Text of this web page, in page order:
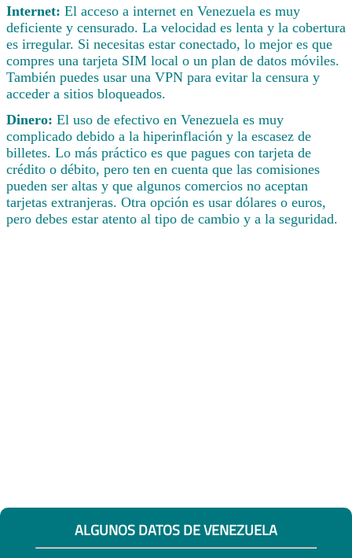
Internet: El acceso a internet en Venezuela es muy
deficiente y censurado. La velocidad es lenta y la cobertura
es irregular. Si necesitas estar conectado, lo mejor es que
compres una tarjeta SIM local o un plan de datos móviles.
También puedes usar una VPN para evitar la censura y
acceder a sitios bloqueados.
Dinero: El uso de efectivo en Venezuela es muy
complicado debido a la hiperinflación y la escasez de
billetes. Lo más práctico es que pagues con tarjeta de
crédito o débito, pero ten en cuenta que las comisiones
pueden ser altas y que algunos comercios no aceptan
tarjetas extranjeras. Otra opción es usar dólares o euros,
pero debes estar atento al tipo de cambio y a la seguridad.
ALGUNOS DATOS DE VENEZUELA